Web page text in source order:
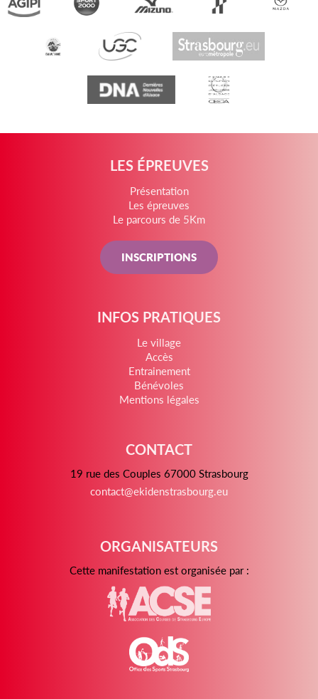
LES ÉPREUVES
Présentation
Les épreuves
Le parcours de 5Km
INSCRIPTIONS
INFOS PRATIQUES
Le village
Accès
Entrainement
Bénévoles
Mentions légales
CONTACT
19 rue des Couples 67000 Strasbourg
contact@ekidenstrasbourg.eu
ORGANISATEURS
Cette manifestation est organisée par :